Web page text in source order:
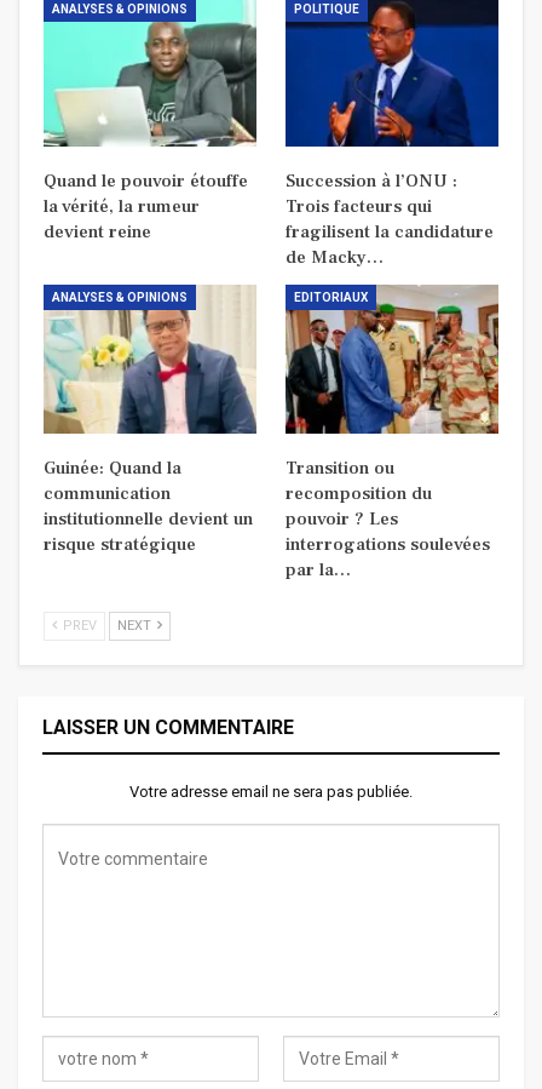
ANALYSES & OPINIONS
Quand le pouvoir étouffe
la vérité, la rumeur
devient reine
POLITIQUE
Succession à l’ONU :
Trois facteurs qui
fragilisent la candidature
de Macky…
ANALYSES & OPINIONS
Guinée: Quand la
communication
institutionnelle devient un
risque stratégique
EDITORIAUX
Transition ou
recomposition du
pouvoir ? Les
interrogations soulevées
par la…
PREV NEXT
LAISSER UN COMMENTAIRE
Votre adresse email ne sera pas publiée.